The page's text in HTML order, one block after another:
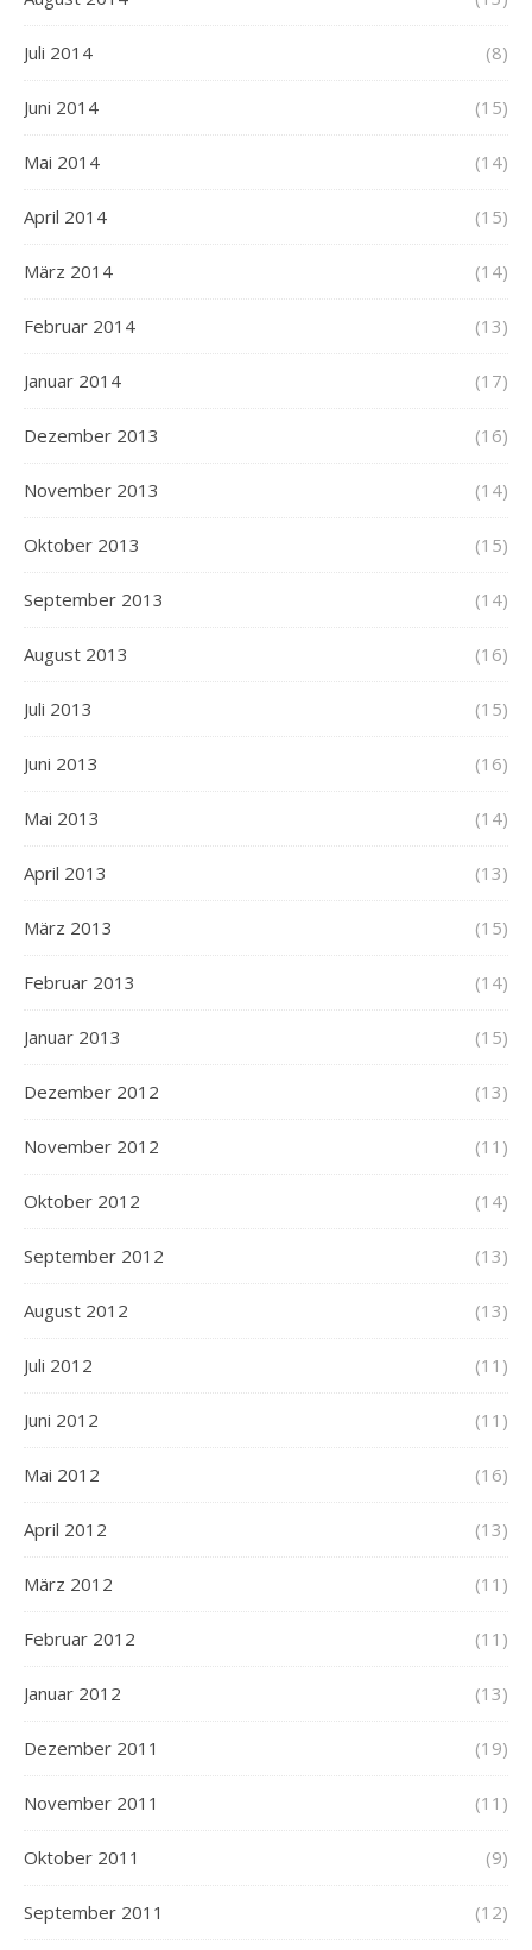
Juli 2014 (8)
Juni 2014 (15)
Mai 2014 (14)
April 2014 (15)
März 2014 (14)
Februar 2014 (13)
Januar 2014 (17)
Dezember 2013 (16)
November 2013 (14)
Oktober 2013 (15)
September 2013 (14)
August 2013 (16)
Juli 2013 (15)
Juni 2013 (16)
Mai 2013 (14)
April 2013 (13)
März 2013 (15)
Februar 2013 (14)
Januar 2013 (15)
Dezember 2012 (13)
November 2012 (11)
Oktober 2012 (14)
September 2012 (13)
August 2012 (13)
Juli 2012 (11)
Juni 2012 (11)
Mai 2012 (16)
April 2012 (13)
März 2012 (11)
Februar 2012 (11)
Januar 2012 (13)
Dezember 2011 (19)
November 2011 (11)
Oktober 2011 (9)
September 2011 (12)